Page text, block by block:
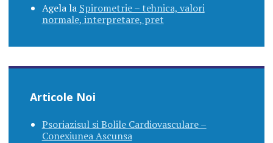
Agelala Spirometrie – tehnica, valori
normale, interpretare, pret
Articole Noi
Psoriazisul si Bolile Cardiovasculare –
Conexiunea Ascunsa